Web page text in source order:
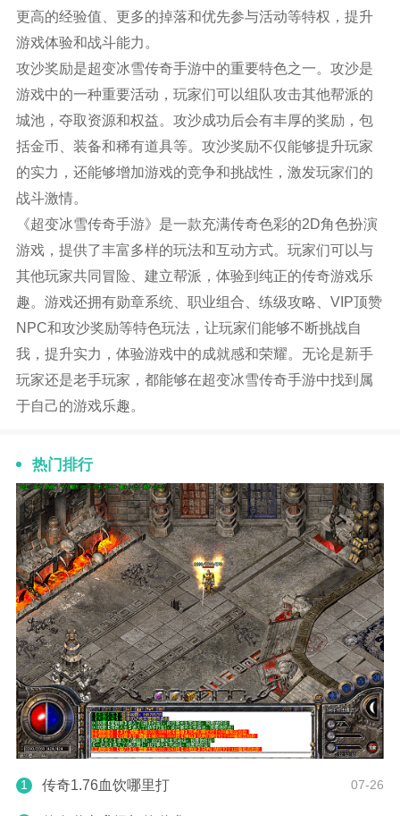
更高的经验值、更多的掉落和优先参与活动等特权，提升
游戏体验和战斗能力。
攻沙奖励是超变冰雪传奇手游中的重要特色之一。攻沙是
游戏中的一种重要活动，玩家们可以组队攻击其他帮派的
城池，夺取资源和权益。攻沙成功后会有丰厚的奖励，包
括金币、装备和稀有道具等。攻沙奖励不仅能够提升玩家
的实力，还能够增加游戏的竞争和挑战性，激发玩家们的
战斗激情。
《超变冰雪传奇手游》是一款充满传奇色彩的2D角色扮演
游戏，提供了丰富多样的玩法和互动方式。玩家们可以与
其他玩家共同冒险、建立帮派，体验到纯正的传奇游戏乐
趣。游戏还拥有勋章系统、职业组合、练级攻略、VIP顶赞
NPC和攻沙奖励等特色玩法，让玩家们能够不断挑战自
我，提升实力，体验游戏中的成就感和荣耀。无论是新手
玩家还是老手玩家，都能够在超变冰雪传奇手游中找到属
于自己的游戏乐趣。
热门排行
1 传奇1.76血饮哪里打 07-26